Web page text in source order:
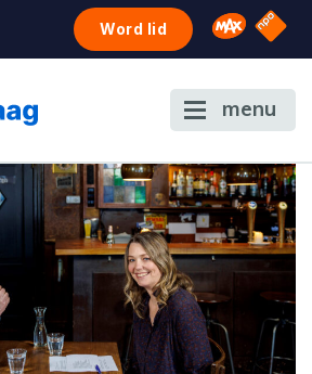
Word lid Omroep
NPO
menu